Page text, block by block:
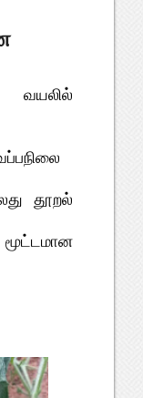
வயலில்
தூறல்